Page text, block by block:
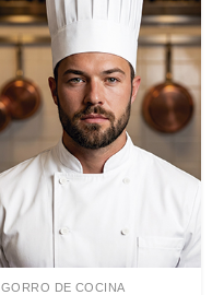
GORRO DE COCINA